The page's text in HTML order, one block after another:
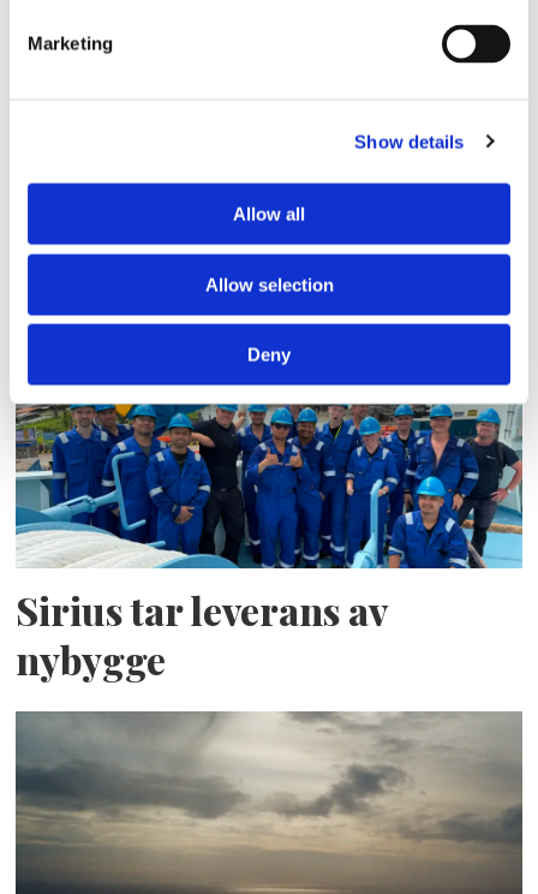
Marketing
Show details
Allow all
Allow selection
Deny
Storaffären: Kongsberg
Maritime köper Berg
Propulsion
Sirius tar leverans av
nybygge